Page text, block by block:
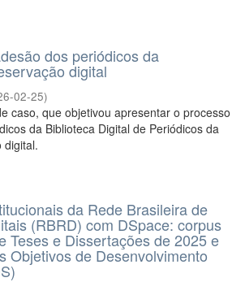
dos periódicos da
digital
02-25)
caso, que objetivou apresentar o processo
da Biblioteca Digital de Periódicos da
digital.
da Rede Brasileira de
(RBRD) com DSpace: corpus
Teses e Dissertações de 2025 e
Objetivos de Desenvolvimento